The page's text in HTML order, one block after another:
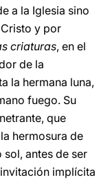
a la Iglesia sino
y por
criaturas, en el
de la
la hermana luna,
fuego. Su
que
hermosura de
sol, antes de ser
implícita